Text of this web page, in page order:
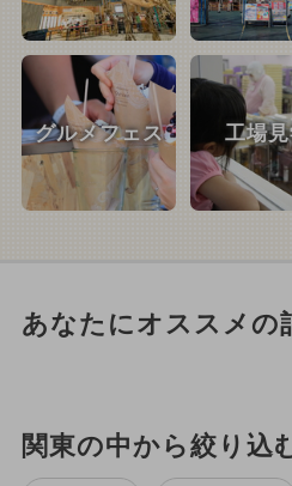
グルメフェス 工場
あなたにオススメの
関東の中から絞り込